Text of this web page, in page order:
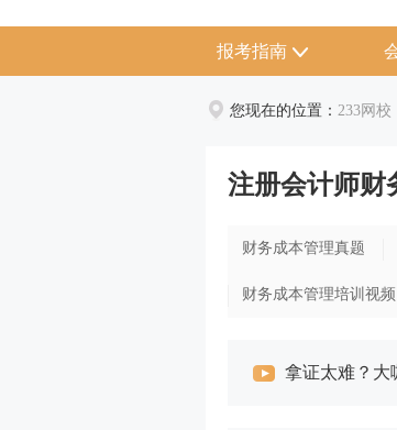
报考指南
您现在的位置： 233网校
注册会计师财
财务成本管理真题
财务成本管理培训视频
拿证太难？大